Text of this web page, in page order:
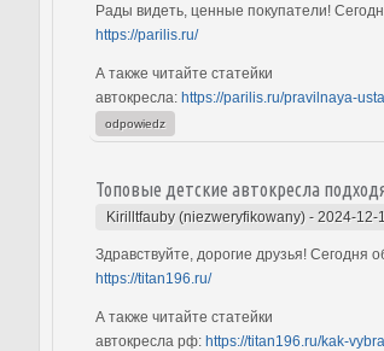
Рады видеть, ценные покупатели!
https://parilis.ru/
А также читайте статейки
автокресла: https://parilis.ru/pravilnaya-
odpowiedz
Топовые детские автокресла
Kirilltfauby (niezweryfikowany) - 2024-12-
Здравствуйте, дорогие друзья! Сегодня
https://titan196.ru/
А также читайте статейки
автокресла рф: https://titan196.ru/kak-